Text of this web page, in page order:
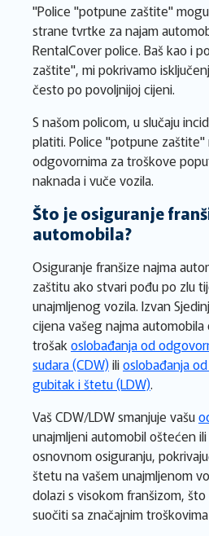
"Police "potpune zaštite"
strane tvrtke za najam
RentalCover police. Baš kao i
zaštite", mi pokrivamo
često po povoljnijoj cijeni.
S našom policom, u slučaju
platiti. Police "potpune
odgovornima za troškove
naknada i vuče vozila.
Što je osiguranje
automobila?
Osiguranje franšize najma
zaštitu ako stvari pođu po zlu
unajmljenog vozila. Izvan
cijena vašeg najma automobila
trošakoslobađanja od
sudara (CDW)ilioslobađanja
gubitak i štetu (LDW).
Vaš CDW/LDW smanjuje vašu
unajmljeni automobil oštećen
osnovnom osiguranju,
štetu na vašem unajmljenom
dolazi s visokom franšizom,
suočiti sa značajnim